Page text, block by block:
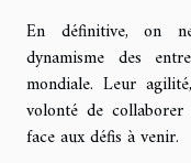
En définitive, on
dynamisme des
mondiale. Leur
volonté de
face aux défis à venir.